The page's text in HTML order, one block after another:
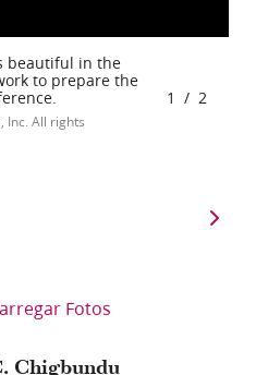
beautiful in the
to prepare the
Inc. All rights
1 / 2
Fotos
Chigbundu